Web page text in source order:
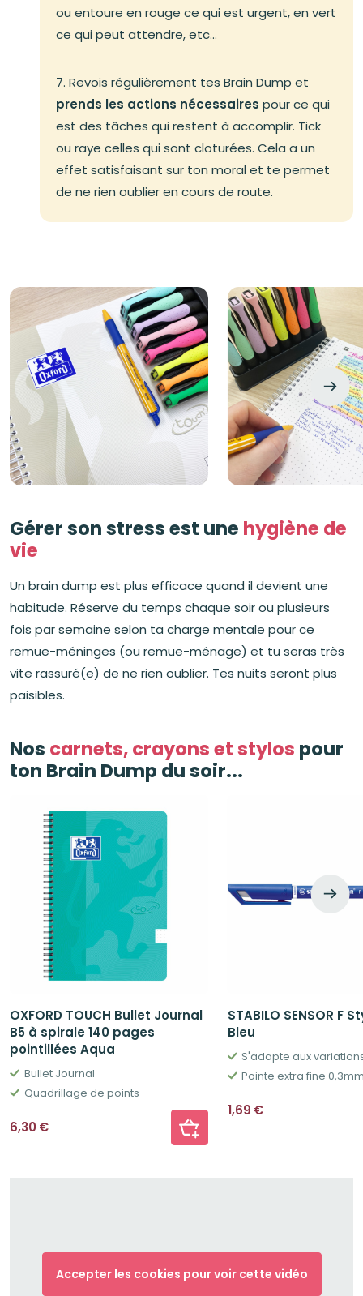
ou entoure en rouge ce qui est urgent, en vert
ce qui peut attendre, etc...
7. Revois régulièrement tes Brain Dump et
prends les actions nécessaires pour ce qui
est des tâches qui restent à accomplir. Tick
ou raye celles qui sont cloturées. Cela a un
effet satisfaisant sur ton moral et te permet
de ne rien oublier en cours de route.
Gérer son stress est une hygiène de
vie
Un brain dump est plus efficace quand il devient une
habitude. Réserve du temps chaque soir ou plusieurs
fois par semaine selon ta charge mentale pour ce
remue-méninges (ou remue-ménage) et tu seras très
vite rassuré(e) de ne rien oublier. Tes nuits seront plus
paisibles.
Nos carnets, crayons et stylos pour
ton Brain Dump du soir...
OXFORD TOUCH Bullet Journal
B5 à spirale 140 pages
pointillées Aqua
Bullet Journal
Quadrillage de points
6,30€
STABILO SENSOR F
Bleu
Pointe extra fine
1,69 €
Accepter les cookies pour voir cette vidéo